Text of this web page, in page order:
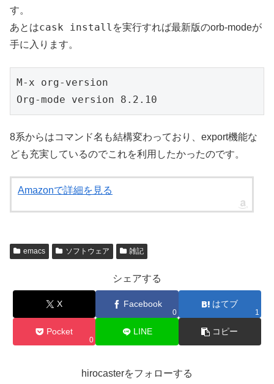
す。
あとはcask install を実行すれば最新版のorb-modeが
手に入ります。
M-x org-version
8系からはコマンド名も結構変わっており、export機能な
ども充実しているのでこれを利用したかったのです。
Amazonで詳細を見る
emacs ソフトウェア 雑記
シェアする
X Facebook
0
はてブ
1
Pocket
0
LINE コピー
hirocasterをフォローする